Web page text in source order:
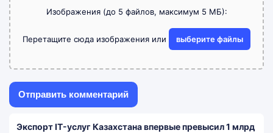
Изображения (до 5 файлов, максимум 5 МБ):
Перетащите сюда изображения или выберите файлы
Экспорт IT-услуг Казахстана впервые превысил 1 млрд